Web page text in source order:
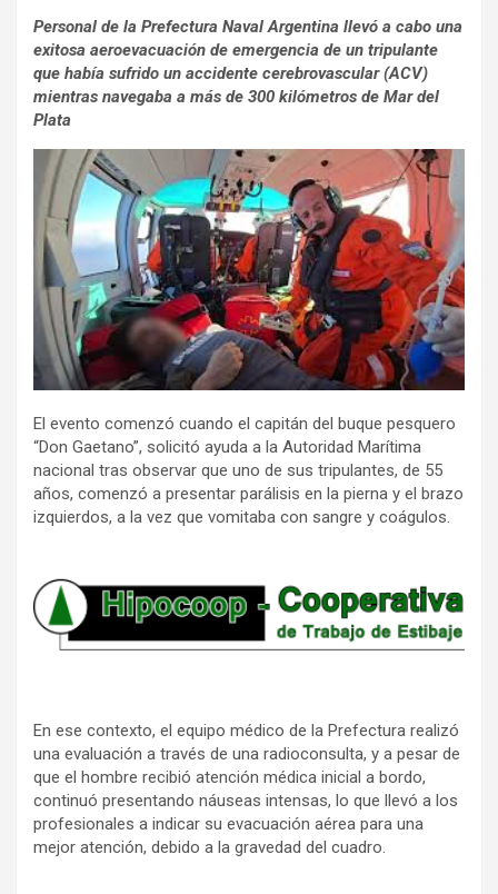
Personal de la Prefectura Naval Argentina llevó a cabo una
exitosa aeroevacuación de emergencia de un tripulante
que había sufrido un accidente cerebrovascular (ACV)
mientras navegaba a más de 300 kilómetros de Mar del
Plata
El evento comenzó cuando el capitán del buque pesquero
“Don Gaetano”, solicitó ayuda a la Autoridad Marítima
nacional tras observar que uno de sus tripulantes, de 55
años, comenzó a presentar parálisis en la pierna y el brazo
izquierdos, a la vez que vomitaba con sangre y coágulos.
En ese contexto, el equipo médico de la Prefectura realizó
una evaluación a través de una radioconsulta, y a pesar de
que el hombre recibió atención médica inicial a bordo,
continuó presentando náuseas intensas, lo que llevó a los
profesionales a indicar su evacuación aérea para una
mejor atención, debido a la gravedad del cuadro.